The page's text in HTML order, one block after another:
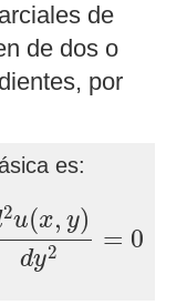
de
de dos o
por
es:
2u(x, y)
dy2 = 0
2 u( )d